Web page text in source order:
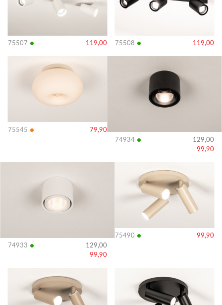
75507 • 119,00 75508 • 119,00
75545 • 79,90
Bekijk
74934 •
129,00
99,90
Bekijk
74933 •
129,00
99,90
Bekijk
75490 • 99,90
Bekijk